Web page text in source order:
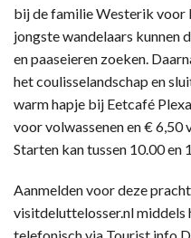
bij de familie Westerik
jongste wandelaars kunnen
en paaseieren zoeken.
het coulisselandschap en
warm hapje bij Eetcafé
voor volwassenen en € 6,50
Starten kan tussen 10.00 en
Aanmelden voor deze
visitdeluttelosser.nl